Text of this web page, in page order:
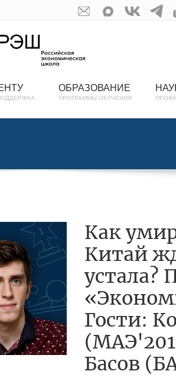
ОБРАЗОВАНИЕ
ПРОГРАММЫ ОБУЧЕНИЯ
Как
Китай
устала?
Гости:
Басов